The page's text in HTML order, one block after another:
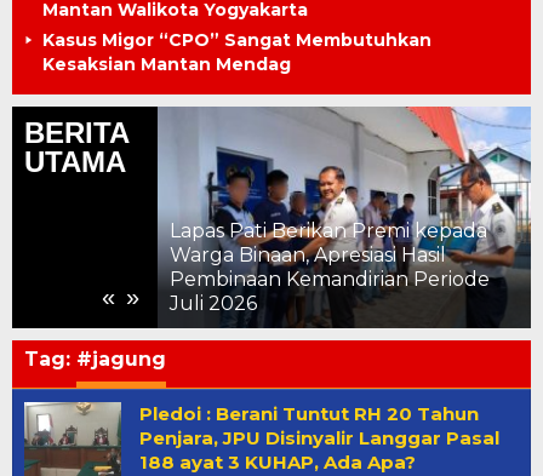
Mantan Walikota Yogyakarta
Kasus Migor “CPO” Sangat Membutuhkan
Kesaksian Mantan Mendag
BERITA
UTAMA
« »
Lapas Pati Berikan Premi kepada
Warga Binaan, Apresiasi Hasil
Pembinaan Kemandirian Periode
Juli 2026
Tag: #jagung
Pledoi : Berani Tuntut RH 20 Tahun
Penjara, JPU Disinyalir Langgar Pasal
188 ayat 3 KUHAP, Ada Apa?